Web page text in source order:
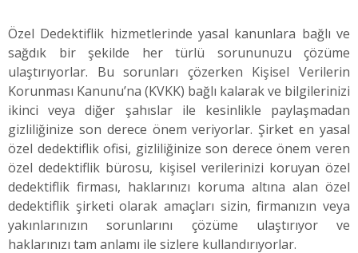
Özel Dedektiflik hizmetlerinde yasal kanunlara bağlı ve
sağdık bir şekilde her türlü sorununuzu çözüme
ulaştırıyorlar. Bu sorunları çözerken Kişisel Verilerin
Korunması Kanunu’na (KVKK) bağlı kalarak ve bilgilerinizi
ikinci veya diğer şahıslar ile kesinlikle paylaşmadan
gizliliğinize son derece önem veriyorlar. Şirket en yasal
özel dedektiflik ofisi, gizliliğinize son derece önem veren
özel dedektiflik bürosu, kişisel verilerinizi koruyan özel
dedektiflik firması, haklarınızı koruma altına alan özel
dedektiflik şirketi olarak amaçları sizin, firmanızın veya
yakınlarınızın sorunlarını çözüme ulaştırıyor ve
haklarınızı tam anlamı ile sizlere kullandırıyorlar.